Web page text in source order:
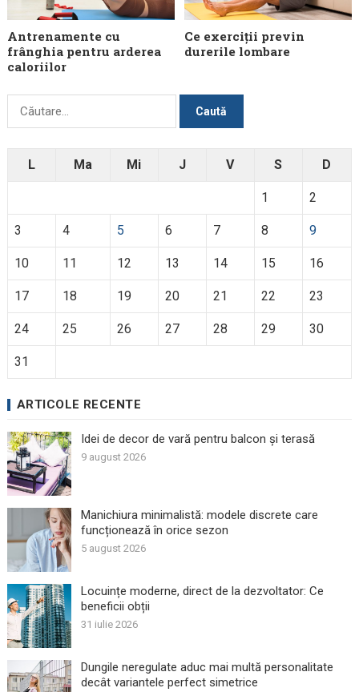
Antrenamente cu
frânghia pentru arderea
caloriilor
Ce exerciții previn
durerile lombare
L Ma Mi J V S D
1 2
3 4 5 6 7 8 9
10 11 12 13 14 15 16
17 18 19 20 21 22 23
24 25 26 27 28 29 30
31
ARTICOLE RECENTE
Idei de decor de vară pentru balcon și terasă
9 august 2026
Manichiura minimalistă: modele discrete care
funcționează în orice sezon
5 august 2026
Locuințe moderne, direct de la dezvoltator: Ce
beneficii obții
31 iulie 2026
Dungile neregulate aduc mai multă personalitate
decât variantele perfect simetrice